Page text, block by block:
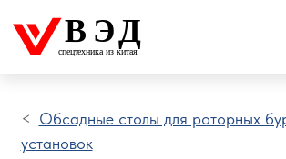
ВЭД
спецтехника из китая
Обсадные столы для роторных
установок